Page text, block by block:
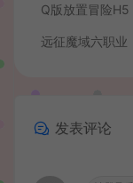
远征魔域六职业
发表评论